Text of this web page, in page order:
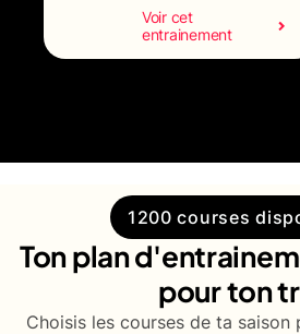
Voir cet
entrainement
1200 courses
Ton plan
pour ton
Choisis les courses de ta